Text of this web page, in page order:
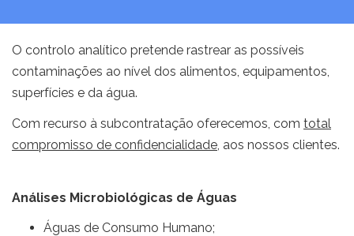
O controlo analítico pretende rastrear as possíveis
contaminações ao nível dos alimentos, equipamentos,
superfícies e da água.
Com recurso à subcontratação oferecemos, com total
compromisso de confidencialidade , aos nossos clientes.
Análises Microbiológicas de Águas
Águas de Consumo Humano;